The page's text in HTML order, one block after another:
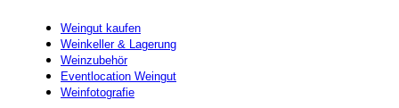
Weingut kaufen
Weinkeller & Lagerung
Weinzubehör
Eventlocation Weingut
Weinfotografie